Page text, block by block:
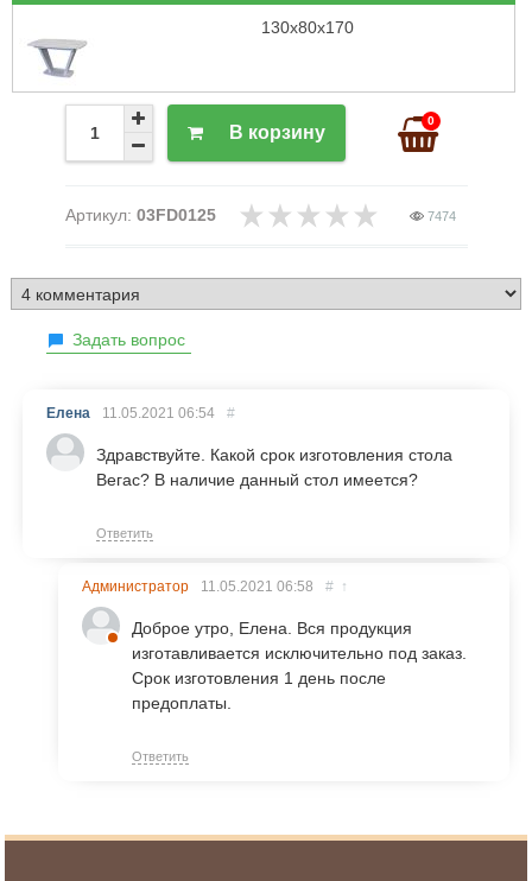
130х80х170
В корзину
0
Артикул: 03FD0125 7474
Задать вопрос
Елена 11.05.2021 06:54 #
Здравствуйте. Какой срок изготовления стола
Вегас? В наличие данный стол имеется?
Ответить
Администратор 11.05.2021 06:58 # ↑
Доброе утро, Елена. Вся продукция
изготавливается исключительно под заказ.
Срок изготовления 1 день после
предоплаты.
Ответить